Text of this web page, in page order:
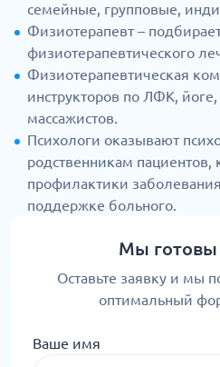
семейные, групповые,
Физиотерапевт –
физиотерапевтического
Физиотерапевтическая
инструкторов по ЛФК,
массажистов.
Психологи оказывают
родственникам пациентов,
профилактики
поддержке больного.
Мы готовы
Оставьте заявку и мы
оптимальный
Ваше имя